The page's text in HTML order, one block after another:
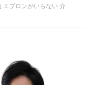
エプロンがいらない 介